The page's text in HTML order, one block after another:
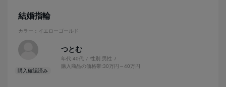
結婚指輪
カラー：イエローゴールド
つとむ
年代:40代 性別:男性
購入商品の価格帯:30万円～40万円